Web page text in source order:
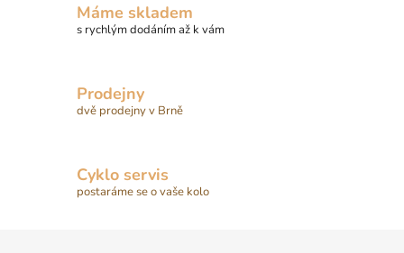
Máme skladem
s rychlým dodáním až k vám
Prodejny
dvě prodejny v Brně
Cyklo servis
postaráme se o vaše kolo